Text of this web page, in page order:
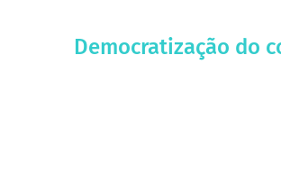
Democratização do